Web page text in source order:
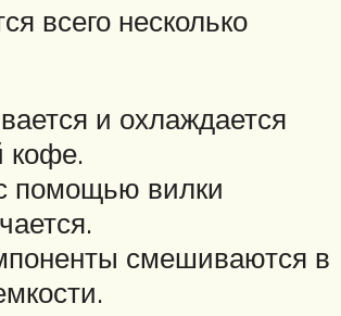
всего несколько
и охлаждается
кофе.
помощью вилки
смешиваются в